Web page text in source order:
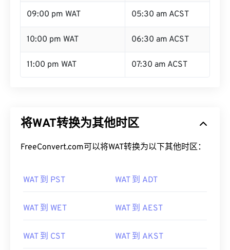
09:00 pm WAT 05:30 am ACST
10:00 pm WAT 06:30 am ACST
11:00 pm WAT 07:30 am ACST
将WAT转换为其他时区
FreeConvert.com可以将WAT转换为以下其他时区：
WAT 到 PST WAT 到 ADT
WAT 到 WET WAT 到 AEST
WAT 到 CST WAT 到 AKST